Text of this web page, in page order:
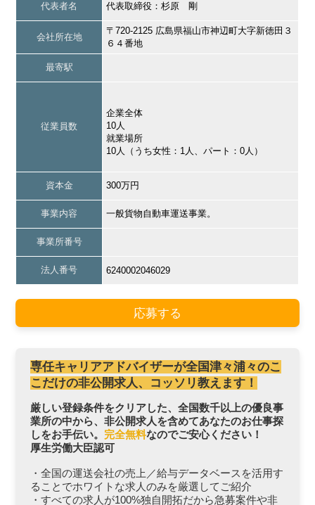
代表者名 代表取締役：杉原 剛
会社所在地
〒720-2125 広島県福山市神辺町大字新徳田３
６４番地
最寄駅
従業員数
企業全体
10人
就業場所
10人（うち女性：1人、パート：0人）
資本金 300万円
事業内容 一般貨物自動車運送事業。
事業所番号
法人番号 6240002046029
応募する
専任キャリアアドバイザーが全国津々浦々のこ
こだけの非公開求人、コッソリ教えます！
厳しい登録条件をクリアした、全国数千以上の優良事
業所の中から、非公開求人を含めてあなたのお仕事探
しをお手伝い。 完全無料なのでご安心ください！
厚生労働大臣認可
・全国の運送会社の売上／給与データベースを活用す
ることでホワイトな求人のみを厳選してご紹介
・すべての求人が100%独自開拓だから急募案件や非